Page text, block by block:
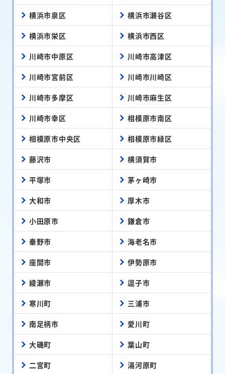
横浜市泉区 横浜市瀬谷区
横浜市栄区 横浜市西区
川崎市中原区 川崎市高津区
川崎市宮前区 川崎市川崎区
川崎市多摩区 川崎市麻生区
川崎市幸区 相模原市南区
相模原市中央区 相模原市緑区
藤沢市 横須賀市
平塚市 茅ヶ崎市
大和市 厚木市
小田原市 鎌倉市
秦野市 海老名市
座間市 伊勢原市
綾瀬市 逗子市
寒川町 三浦市
南足柄市 愛川町
大磯町 葉山町
二宮町 湯河原町